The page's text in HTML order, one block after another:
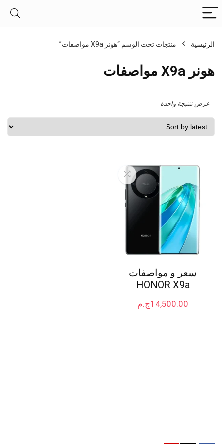
الرئيسية منتجات تحت الوسم “هونر X9a مواصفات”
هونر X9a مواصفات
عرض نتتيجة واحدة
سعر و مواصفات
HONOR X9a
ج.م14,500.00